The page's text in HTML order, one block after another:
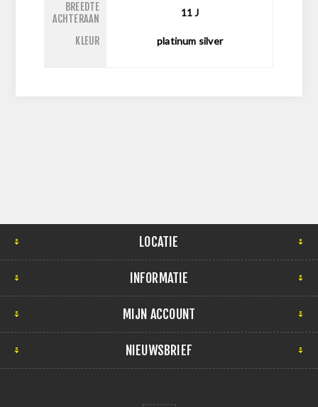
BREEDTE
ACHTERAAN
11J
KLEUR platinum silver
LOCATIE
INFORMATIE
MIJN ACCOUNT
NIEUWSBRIEF